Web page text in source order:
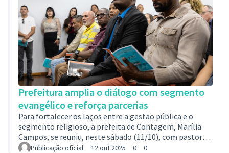
Prefeitura amplia o diálogo com segmento
evangélico e reforça parcerias
Para fortalecer os laços entre a gestão pública e o
segmento religioso, a prefeita de Contagem, Marília
Campos, se reuniu, neste sábado (11/10), com pastores
das igrejas evangélicas da região de Vargem das Flores,
Publicação oficial 12 out 2025 0 0